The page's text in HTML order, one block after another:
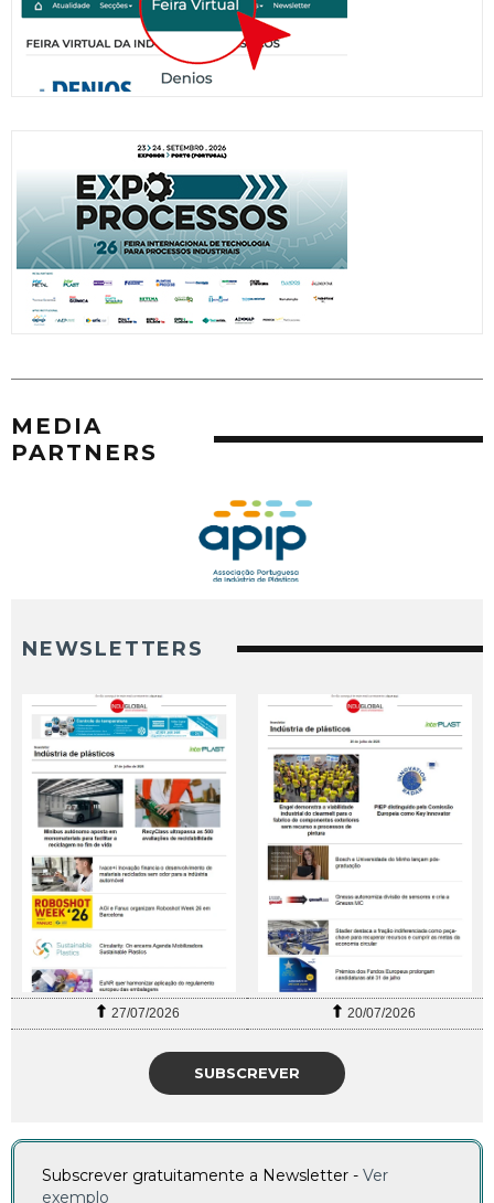
MEDIA
PARTNERS
NEWSLETTERS
27/07/2026 20/07/2026
SUBSCREVER
Subscrever gratuitamente a Newsletter - Ver
exemplo